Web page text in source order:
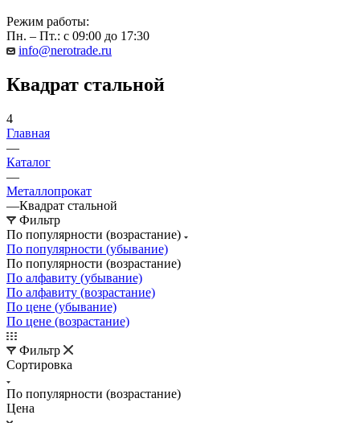
Режим работы:
Пн. – Пт.: с 09:00 до 17:30
info@nerotrade.ru
Квадрат стальной
4
Главная
—
Каталог
—
Металлопрокат
—Квадрат стальной
Фильтр
По популярности (возрастание)
По популярности (убывание)
По популярности (возрастание)
По алфавиту (убывание)
По алфавиту (возрастание)
По цене (убывание)
По цене (возрастание)
Фильтр
Сортировка
По популярности (возрастание)
Цена